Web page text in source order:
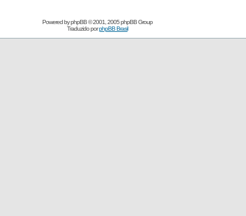
Powered byphpBB© 2001, 2005 phpBB Group
Traduzido porphpBB Brasil